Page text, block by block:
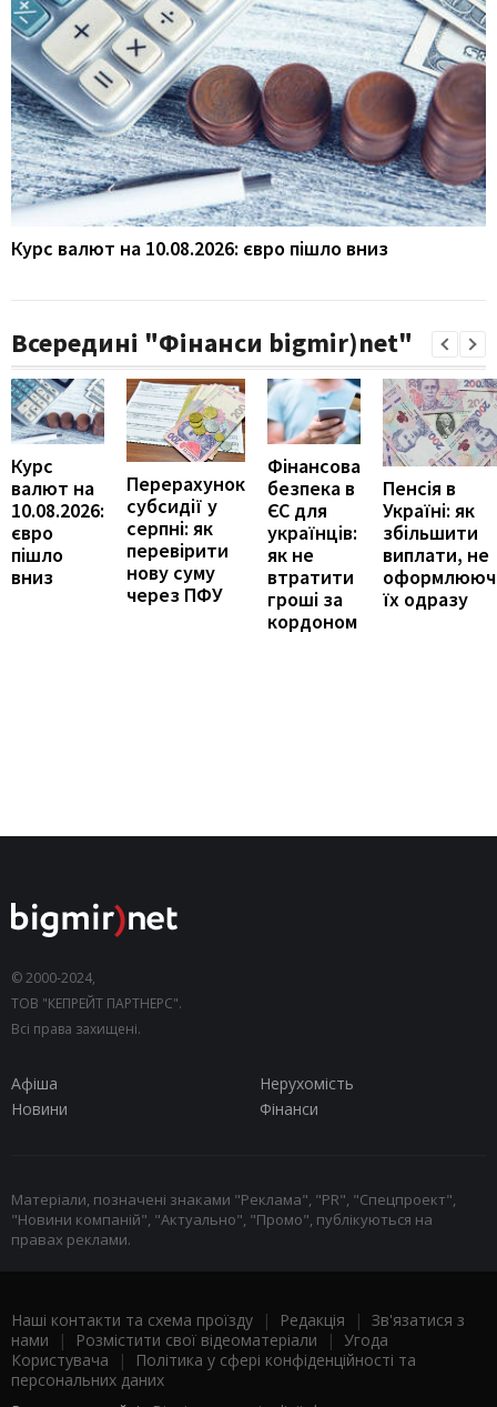
Курс валют на 10.08.2026: євро пішло вниз
Всередині "Фінанси bigmir)net"
Курс
валют на
10.08.2026:
євро
пішло
вниз
Перерахунок
субсидії у
серпні: як
перевірити
нову суму
через ПФУ
Фінансова
безпека в
ЄС для
українців:
як не
втратити
гроші за
кордоном
Пенсія в
Україні: як
збільшити
виплати, не
їх одразу
© 2000-2024,
ТОВ "КЕПРЕЙТ ПАРТНЕРС".
Всі права захищені.
Афіша
Нерухомість
Новини
Фінанси
Матеріали, позначені знаками "Реклама", "PR", "Спецпроект",
"Новини компаній", "Актуально", "Промо", публікуються на
правах реклами.
Наші контакти та схема проїзду | Редакція | Зв'язатися з
нами | Розмістити свої відеоматеріали | Угода
Користувача |
Політика у сфері конфіденційності та
персональних даних